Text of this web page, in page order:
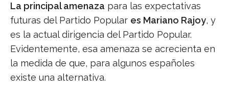
La principal amenaza para las expectativas
futuras del Partido Popular es Mariano Rajoy, y
es la actual dirigencia del Partido Popular.
Evidentemente, esa amenaza se acrecienta en
la medida de que, para algunos españoles
existe una alternativa.